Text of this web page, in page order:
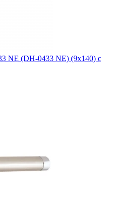
NE (DH-0433 NE) (9x140) с